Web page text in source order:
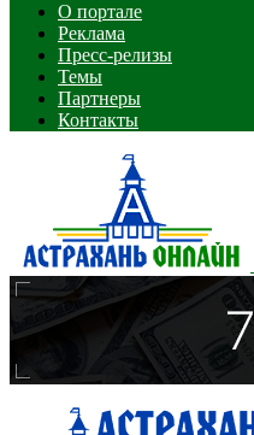
О портале
Реклама
Пресс-релизы
Темы
Партнеры
Контакты